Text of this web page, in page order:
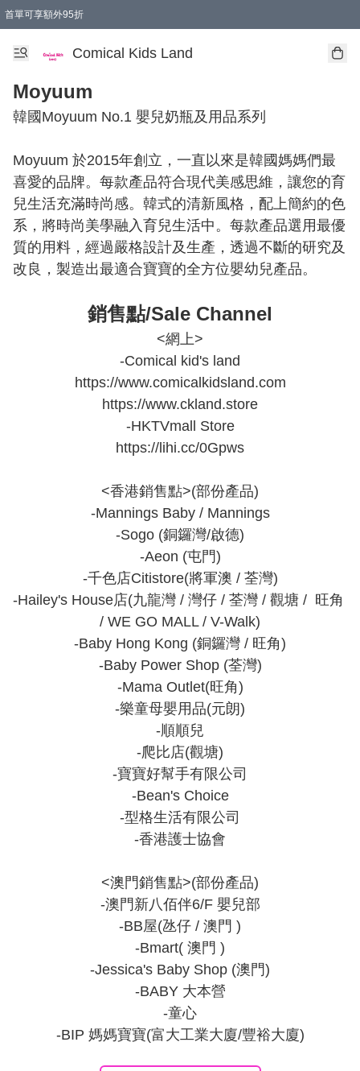
首單可享額外95折
Comical Kids Land
Moyuum
韓國Moyuum No.1 嬰兒奶瓶及用品系列
Moyuum 於2015年創立，一直以來是韓國媽媽們最
喜愛的品牌。每款產品符合現代美感思維，讓您的育
兒生活充滿時尚感。韓式的清新風格，配上簡約的色
系，將時尚美學融入育兒生活中。每款產品選用最優
質的用料，經過嚴格設計及生產，透過不斷的研究及
銷售點/Sale Channel
<網上>
-Comical kid's land
https://www.comicalkidsland.com
https://www.ckland.store
-HKTVmall Store
https://lihi.cc/0Gpws
<香港銷售點>(部份產品)
-Mannings Baby / Mannings
-Sogo (銅鑼灣/啟德)
-Aeon (屯門)
-千色店Citistore(將軍澳 / 荃灣)
-Hailey's House店(九龍灣 / 灣仔 / 荃灣 / 觀塘 /  旺角
/ WE GO MALL / V-Walk)
-Baby Hong Kong (銅鑼灣 / 旺角)
-Baby Power Shop (荃灣)
-Mama Outlet(旺角)
-樂童母嬰用品(元朗)
-順順兒
-爬比店(觀塘)
-寶寶好幫手有限公司
-Bean's Choice
-型格生活有限公司
-香港護士協會
<澳門銷售點>(部份產品)
-澳門新八佰伴6/F 嬰兒部
-BB屋(氹仔 / 澳門 )
-Bmart( 澳門 )
-Jessica's Baby Shop (澳門)
-BABY 大本營
-童心
-BIP 媽媽寶寶(富大工業大廈/豐裕大廈)